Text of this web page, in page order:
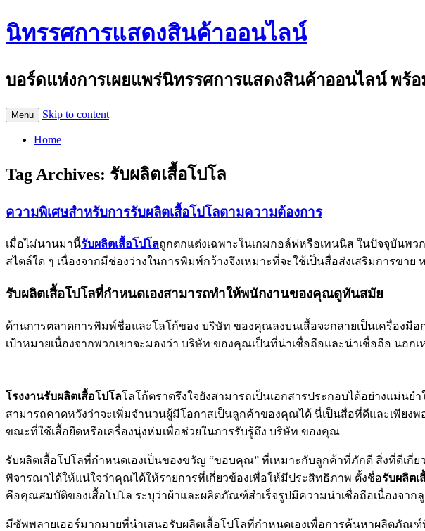
นิทรรศการแสดงสินค้าออนไลน์
บอร์ดแห่งการเผยแพร่นิทรรศการแสดงสินค้าออนไลน์ พร้
Menu Skip to content
Home
Tag Archives: รับผลิตเสื้อโปโล
ความพิเศษสำหรับการรับผลิตเสื้อโปโลตามความต้องการ
เมื่อไม่นานมานี้รับผลิตเสื้อโปโลถูกตกแต่งเฉพาะในเกมกอล์ฟหรือเทนนิส ในปัจจุบันพ
สไตล์ใด ๆ เนื่องจากมีช่องว่างในการพิมพ์กว้างจึงเหมาะที่จะใช้เป็นสื่อส่งเสริมการขา
รับผลิตเสื้อโปโลที่กำหนดเองสามารถทำให้พนักงานของคุณดูทันสมัย
ด้านการตลาดการพิมพ์ชื่อและโลโก้ของ บริษัท ของคุณลงบนเสื้อจะกลายเป็นเครื่อง
เป้าหมายเนื่องจากพวกเขาจะมองว่า บริษัท ของคุณเป็นที่น่าเชื่อถือและน่าเชื่อถือ นอกเ
โรงงานรับผลิตเสื้อโปโลโลโก้ตราตรึงใจยังสามารถเป็นเอกสารประกอบได้อย่างแม่
สามารถคาดหวังว่าจะเพิ่มจำนวนผู้มีโอกาสเป็นลูกค้าของคุณได้ นี่เป็นสื่อที่ดีและเพีย
ขณะที่ใช้เสื้อยืดหรือเครื่องนุ่งห่มเพื่อช่วยในการรับรู้ถึง บริษัท ของคุณ
รับผลิตเสื้อโปโลที่กำหนดเองเป็นของขวัญ “ขอบคุณ” ที่เหมาะกับลูกค้าที่ภักดี สิ่งที่ดีเ
พิจารณาได้ให้แน่ใจว่าคุณได้ให้รายการที่เกี่ยวข้องเพื่อให้มีประสิทธิภาพ ตั้งชื่อรับผลิตเ
คือคุณสมบัติของเสื้อโปโล ระบุว่าผ้าและผลิตภัณฑ์สำเร็จรูปมีความน่าเชื่อถือเนื่องจา
มีซัพพลายเออร์มากมายที่นำเสนอรับผลิตเสื้อโปโลที่กำหนดเองเพื่อการค้นหาผลิต